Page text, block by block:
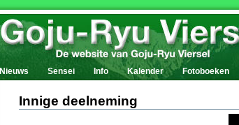
Nieuws Sensei Info Kalender Fotoboeken
Innige deelneming